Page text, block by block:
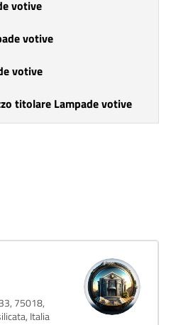
votive
votive
votive
titolare Lampade votive
75018,
Italia